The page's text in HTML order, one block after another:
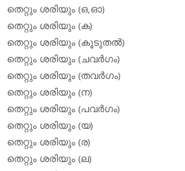
തെറ്റും ശരിയും (ഒ,ഓ)
തെറ്റും ശരിയും (ക)
തെറ്റും ശരിയും (കൂടുതല്‍)
തെറ്റും ശരിയും (ചവര്‍ഗം)
തെറ്റും ശരിയും (തവര്‍ഗം)
തെറ്റും ശരിയും (ന)
തെറ്റും ശരിയും (പവര്‍ഗം)
തെറ്റും ശരിയും (യ)
തെറ്റും ശരിയും (ര)
തെറ്റും ശരിയും (ല)